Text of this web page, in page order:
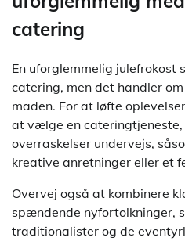
catering
En uforglemmelig julefrokost
catering, men det handler
maden. For at løfte
at vælge en
overraskelser undervejs,
kreative anretninger eller et
Overvej også at kombinere
spændende nyfortolkninger,
traditionalister og de